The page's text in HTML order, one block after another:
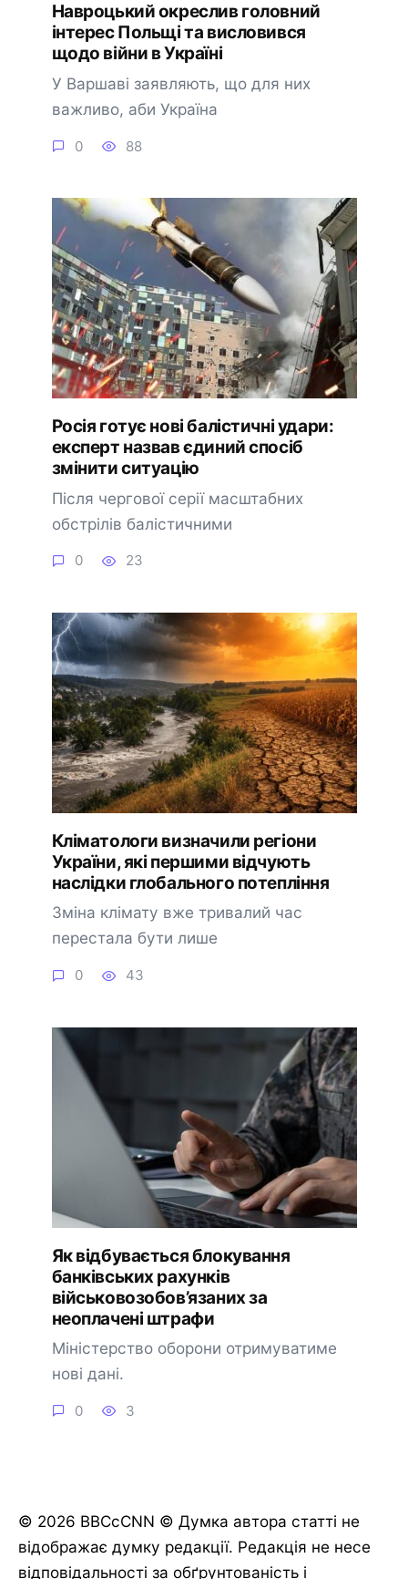
Навроцький окреслив головний
інтерес Польщі та висловився
щодо війни в Україні
У Варшаві заявляють, що для них
важливо, аби Україна
0 88
Росія готує нові балістичні удари:
експерт назвав єдиний спосіб
змінити ситуацію
Після чергової серії масштабних
обстрілів балістичними
0 23
Кліматологи визначили регіони
України, які першими відчують
наслідки глобального потепління
Зміна клімату вже тривалий час
перестала бути лише
0 43
Як відбувається блокування
банківських рахунків
військовозобов’язаних за
неоплачені штрафи
Міністерство оборони отримуватиме
нові дані.
0 3
© 2026 BBCcCNN © Думка автора статті не
відображає думку редакції. Редакція не несе
відповідальності за обґрунтованість і